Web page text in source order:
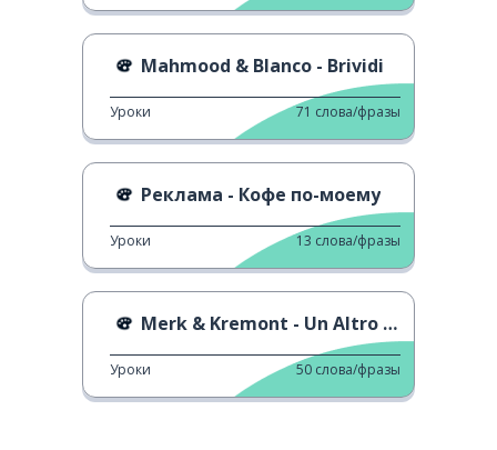
Mahmood & Blanco - Brividi
Уроки 71 слова/фразы
Реклама - Кофе по-моему
Уроки 13 слова/фразы
Merk & Kremont - Un Altro Mondo
Уроки 50 слова/фразы